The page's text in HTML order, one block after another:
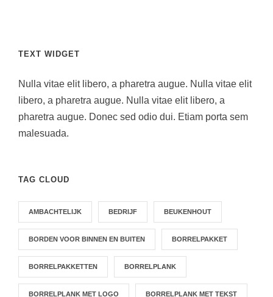
TEXT WIDGET
Nulla vitae elit libero, a pharetra augue. Nulla vitae elit
libero, a pharetra augue. Nulla vitae elit libero, a
pharetra augue. Donec sed odio dui. Etiam porta sem
malesuada.
TAG CLOUD
AMBACHTELIJK BEDRIJF BEUKENHOUT
BORDEN VOOR BINNEN EN BUITEN BORRELPAKKET
BORRELPAKKETTEN BORRELPLANK
BORRELPLANK MET LOGO BORRELPLANK MET TEKST